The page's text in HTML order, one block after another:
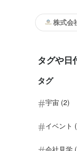
株式会
タグや日
タグ
宇宙 (2)
イベント
会社見学